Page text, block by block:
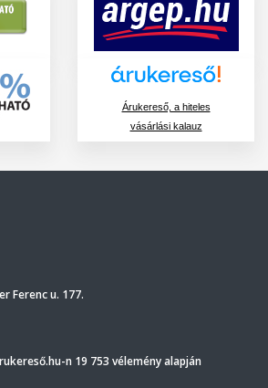
Árukereső, a hiteles
vásárlási kalauz
Ferenc u. 177.
n 19 753 vélemény alapján